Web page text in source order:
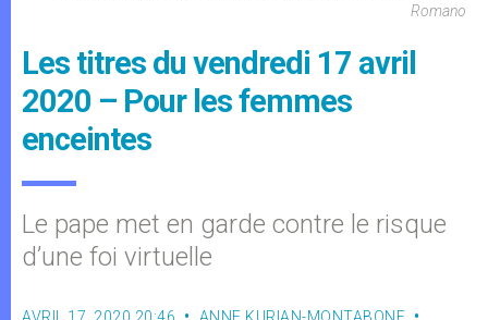
Romano
Les titres du vendredi 17 avril
2020 – Pour les femmes
enceintes
Le pape met en garde contre le risque
d’une foi virtuelle